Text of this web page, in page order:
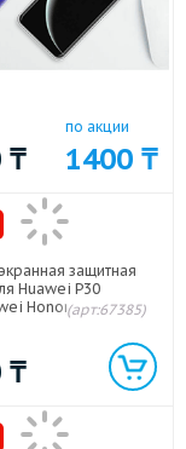
₸
по акции
1400 ₸
защитная
Huawei P30
Honor 20S/Huawei
(арт:67385)
₸